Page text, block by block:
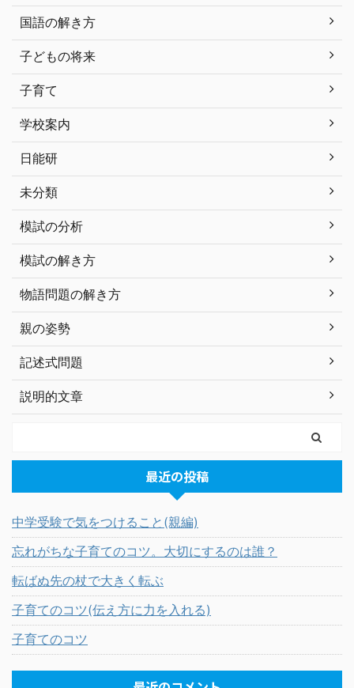
国語の解き方
子どもの将来
子育て
学校案内
日能研
未分類
模試の分析
模試の解き方
物語問題の解き方
親の姿勢
記述式問題
説明的文章
最近の投稿
中学受験で気をつけること(親編)
忘れがちな子育てのコツ。大切にするのは誰？
転ばぬ先の杖で大きく転ぶ
子育てのコツ(伝え方に力を入れる)
子育てのコツ